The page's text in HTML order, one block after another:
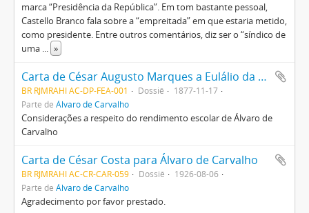
marca “Presidência da República”. Em tom bastante pessoal,
Castello Branco fala sobre a “empreitada” em que estaria metido,
como presidente. Entre outros comentários, diz ser o “síndico de
uma ... »
Carta de César Augusto Marques a Eulálio da Costa
BR RJMRAHI AC-DP-FEA-001 Dossiê
1877-11-17
Parte de Álvaro de Carvalho
Considerações a respeito do rendimento escolar de Álvaro de
Carvalho
Carta de César Costa para Álvaro de Carvalho
BR RJMRAHI AC-CR-CAR-059 Dossiê
1926-08-06
Parte de Álvaro de Carvalho
Agradecimento por favor prestado.